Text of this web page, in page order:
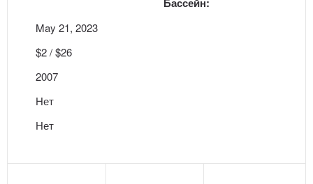
May 21, 2023
$2 / $26
2007
Нет
Нет